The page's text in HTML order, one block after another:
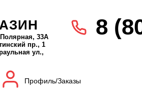
33А
пр., 1
ул.,
8
Профиль/Заказы